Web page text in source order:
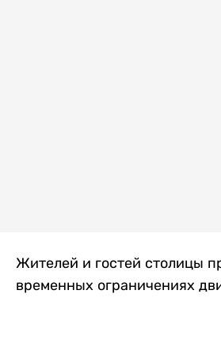
Жителей и гостей столицы
временных ограничениях